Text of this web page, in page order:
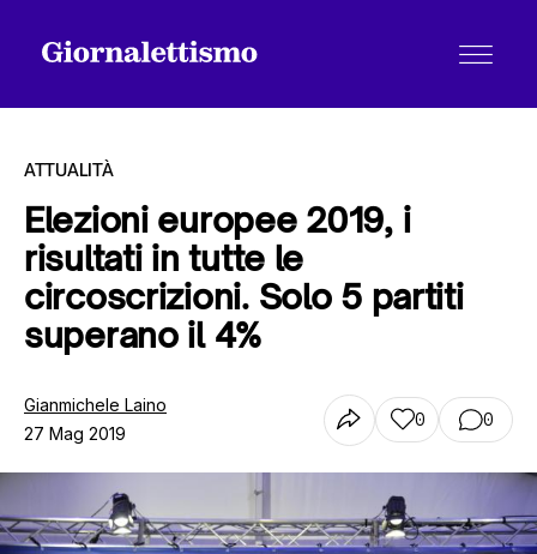
Tutti gli articoli
Chi siamo
Contatti
ATTUALITÀ
Elezioni europee 2019, i
risultati in tutte le
circoscrizioni. Solo 5 partiti
superano il 4%
Gianmichele Laino
27 Mag 2019
0 0